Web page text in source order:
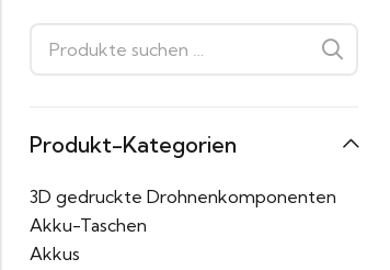
Produkt-Kategorien
3D gedruckte Drohnenkomponenten
Akku-Taschen
Akkus